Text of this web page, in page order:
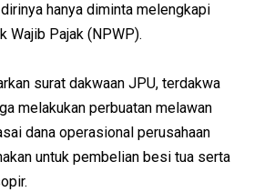
hanya diminta melengkapi
Wajib Pajak (NPWP).
surat dakwaan JPU, terdakwa
melakukan perbuatan melawan
dana operasional perusahaan
untuk pembelian besi tua serta